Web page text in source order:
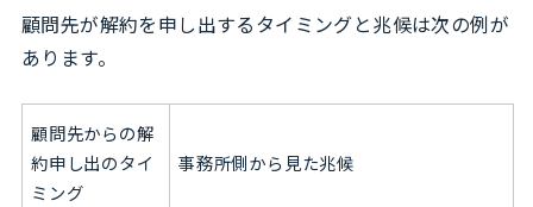
顧問先が解約を申し出するタイミングと兆候は次の例が
あります。
顧問先からの解
約申し出のタイ
ミング
事務所側から見た兆候